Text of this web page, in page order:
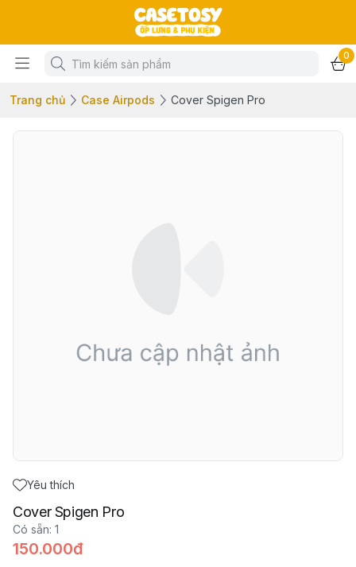
0
Trang chủ Case Airpods Cover Spigen Pro
Yêu thích
Cover Spigen Pro
Có sẵn: 1
150.000đ